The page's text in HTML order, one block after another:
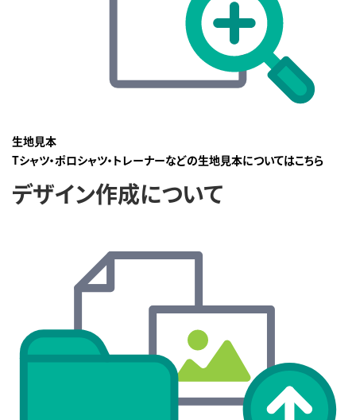
生地見本
Tシャツ・ポロシャツ・トレーナーなどの生地見本についてはこちら
デザイン作成について